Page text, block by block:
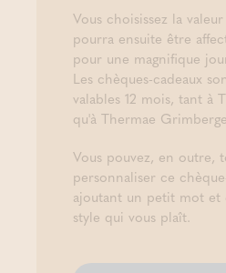
Vous choisissez la
pourra ensuite être
pour une magnifique
Les chèques-cadeaux
valables 12 mois, tant à
qu'à Thermae
Vous pouvez, en outre,
personnaliser ce
ajoutant un petit mot et
style qui vous plaît.